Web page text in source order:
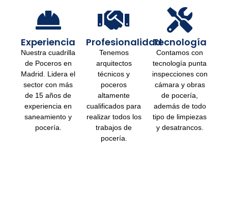
Experiencia
Nuestra cuadrilla
de Poceros en
Madrid. Lidera el
sector con más
de 15 años de
experiencia en
saneamiento y
pocería.
Profesionalidad
Tenemos
arquitectos
técnicos y
poceros
altamente
cualificados para
realizar todos los
trabajos de
pocería.
Tecnología
Contamos con
tecnología punta
inspecciones con
cámara y obras
de pocería,
además de todo
tipo de limpiezas
y desatrancos.